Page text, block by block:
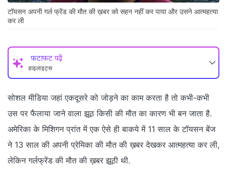
टॉयसन अपनी गर्ल फ्रेंड की मौत की ख़बर को सहन नहीं कर पाया और उसने आत्महत्या
कर ली
फटाफट पढ़ें
हाइलाइट्स
सोशल मीडिया जहां एकदूसरे को जोड़ने का काम करता है तो कभी-कभी
उस पर फैलाया जाने वाला झूठ किसी की मौत का कारण भी बन जाता है.
अमेरिका के मिशिगन प्रांत में एक ऐसे ही बाकये में 11 साल के टॉयसन बेंज
ने 13 साल की अपनी प्रेमिका की मौत की ख़बर देखकर आत्महत्या कर ली,
लेकिन गर्लफ्रेंड की मौत की ख़बर झूठी थी.